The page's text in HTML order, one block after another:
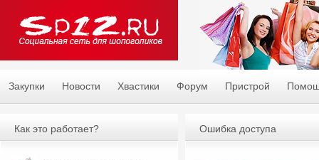
Закупки Новости Хвастики Форум Пристрой
Ошибка доступа
Как это работает?